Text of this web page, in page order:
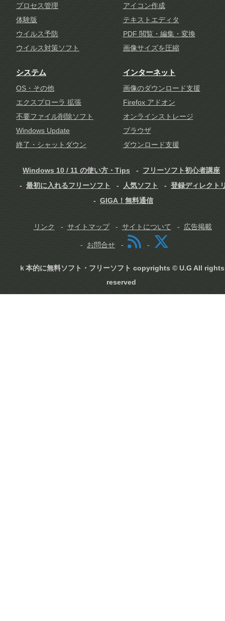
プロセス管理
体験版
ウイルス予防
ウイルス対策ソフト
アイコン作成
テキストエディタ
PDF 閲覧・編集・変換
画像サイズを圧縮
システム
OS・その他
エクスプローラ 拡張
不要ファイル削除ソフト
Windows Update
終了・シャットダウン
インターネット
画像のダウンロード支援
Firefox アドオン
オンラインストレージ
ブラウザ
ダウンロード支援
Windows 10 / 11 の使い方・Tips
フリーソフト初心者講座
最初に入れるフリーソフト
人気ソフト
登録ディレクト
GIGA！無料通信
リンク サイトマップ サイトについて 広告掲載
お問合せ
ｋ本的に無料ソフト・フリーソフト copyrights © U.G All rights
reserved